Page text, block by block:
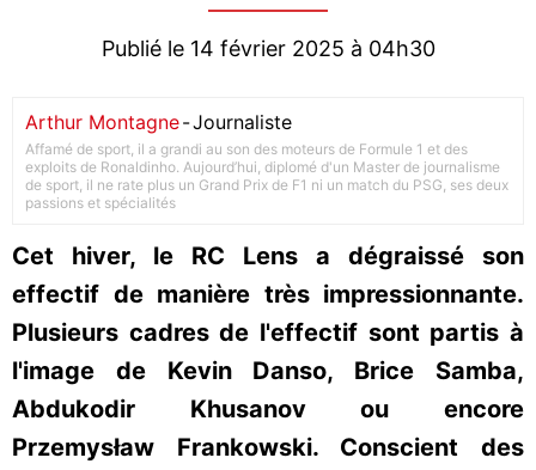
Publié le 14 février 2025 à 04h30
Arthur Montagne-Journaliste
Affamé de sport, il a grandi au son des moteurs de Formule 1 et des
exploits de Ronaldinho. Aujourd’hui, diplomé d'un Master de journalisme
de sport, il ne rate plus un Grand Prix de F1 ni un match du PSG, ses deux
passions et spécialités
Cet hiver, le RC Lens a dégraissé son
effectif de manière très impressionnante.
Plusieurs cadres de l'effectif sont partis à
l'image de Kevin Danso, Brice Samba,
Abdukodir Khusanov ou encore
Przemysław Frankowski. Conscient des